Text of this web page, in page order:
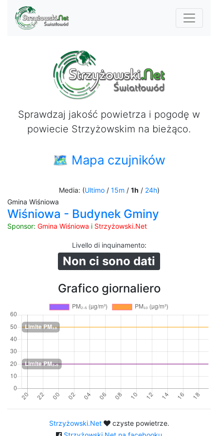
Sprawdzaj jakość powietrza i pogodę w
powiecie Strzyżowskim na bieżąco.
🗺 Mapa czujników
Media: (Ultimo/ 15m / 1h / 24h)
Gmina Wiśniowa
Wiśniowa - Budynek Gminy
Sponsor: Gmina Wiśniowa i Strzyżowski.Net
Livello di inquinamento:
Non ci sono dati
Grafico giornaliero
Strzyżowski.Net
czyste powietrze.